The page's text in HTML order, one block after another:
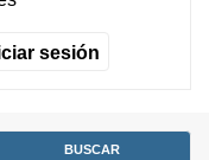
sesión